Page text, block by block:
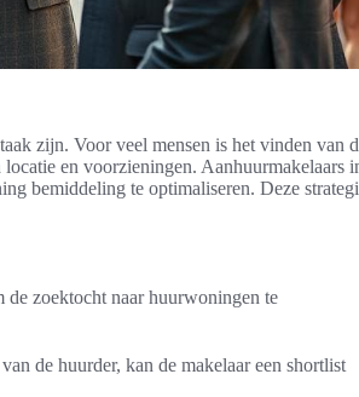
zijn. Voor veel mensen is het vinden van
en voorzieningen. Aanhuurmakelaars
bemiddeling te optimaliseren. Deze
de zoektocht naar huurwoningen te
de huurder, kan de makelaar een shortlist